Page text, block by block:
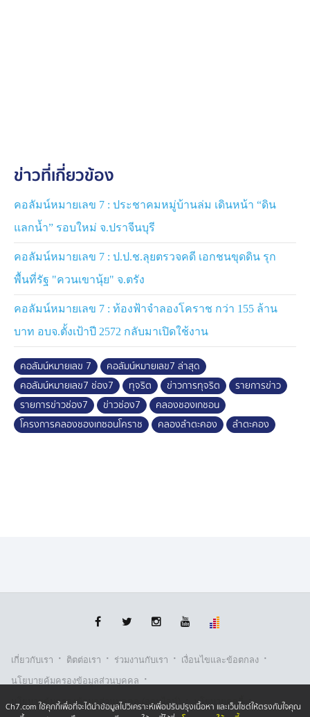
และปรับปรุงภูมิทัศน์ลำตะคอง ที่โยธาธิการและผังเมือง
เกชอน จากเกาหลีใต้ ให้มาอยู่ในพื้นที่
ระยะที่ 2 มีการโชว์ รูปแบบและแปลนการก่อสร้าง โดย
โยธาธิการและผังเมือง มุ่งเน้นงานโครงสร้าง
สถาปัตยกรรม และงานภูมิสถาปัตย์ ที่ออกแบบมาอย่างสวย
หรู เน้นการก่อสร้างสำคัญ 8 รายการ โดยเฉพาะโครงสร้าง
ไฟฟ้าแสงสว่าง และงานสถาปัตยกรรม ที่มองว่า คุ้มทุน และ
เป็นไปตามวัตถุประสงค์ของโครงการฯ ที่วางไว้ตั้งแต่เริ่ม
คอลัมน์หมายเลข 7 ขยายผลตรวจสอบเรื่องนี้จากข้อมูลร้อง
เรียนของชาวบ้าน จากเหตุ ล่าช้า ที่เจ้าของโครงการฯ อ้าง
ว่า ต้องรองบประมาณ รอผู้รับจ้างระยะ 2 และยังไม่มีหน่วย
งานรับดูแลชั่วคราว บวกกับสถานการณ์แพร่ระบาดของโรค
โควิด-19 ที่ผ่านมา จนระยะที่ 1 การก่อสร้างล่าช้า ทำให้
แน่นอนว่า โครงการฯ นี้ ได้รับความสนใจจาก สำนักงาน
คืบหน้า หลังมีการตั้งคำถามเกี่ยวกับความคุ้มค่า ความ
แผ่นดิน ตามรัฐธรรมนูญ พ.ศ. 2560 มาตรา 142 หรือไม่
ข่าวที่เกี่ยวข้อง
คอลัมน์หมายเลข 7 : ประชาคมหมู่บ้านล่ม เดินหน้า “ดิน
แลกน้ำ” รอบใหม่ จ.ปราจีนบุรี
คอลัมน์หมายเลข 7 : ป.ป.ช.ลุยตรวจคดี เอกชนขุดดิน รุก
พื้นที่รัฐ "ควนเขานุ้ย" จ.ตรัง
คอลัมน์หมายเลข 7 : ท้องฟ้าจำลองโคราช กว่า 155 ล้าน
บาท อบจ.ตั้งเป้าปี 2572 กลับมาเปิดใช้งาน
คอลัมน์หมายเลข 7
คอลัมน์หมายเลข7 ล่าสุด
คอลัมน์หมายเลข7 ช่อง7
ทุจริต ข่าวการทุจริต
รายการข่าว
รายการข่าวช่อง7
ข่าวช่อง7
คลองชองเกชอน
โครงการคลองชองเกซอนโคราช
คลองลำตะคอง ลำตะคอง
เกี่ยวกับเรา · ติตต่อเรา · ร่วมงานกับเรา · เงื่อนไขและข้อตกลง ·
นโยบายคุ้มครองข้อมูลส่วนบุคคล ·
นโยบายคุ้มครองข้อมูลส่วนบุคคล (ออนไลน์) · นโยบายคุกกี้ ·
Ch7.com ใช้คุกกี้เพื่อที่จะได้นำข้อมูลไปวิเคราะห์เพื่อปรับปรุงเนื้อหา และเว็บไซต์ให้ตรงกับใจคุณ